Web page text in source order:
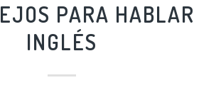
PARA HABLAR
INGLÉS